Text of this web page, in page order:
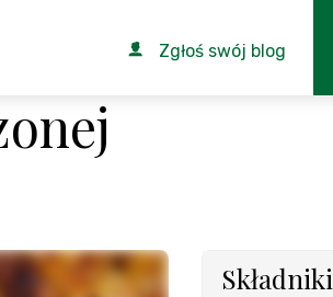
Zgłoś swój blog
Składniki